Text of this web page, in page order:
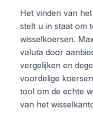
Het vinden van
stelt u in staat om
wisselkoersen.
valuta door
vergelijken en
voordelige
tool om de echte
van het